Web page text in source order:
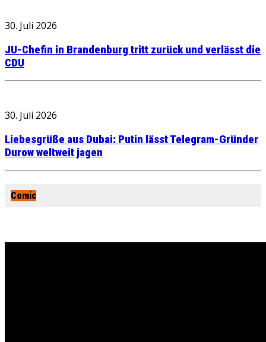
30. Juli 2026
JU-Chefin in Brandenburg tritt zurück und verlässt die
CDU
30. Juli 2026
Liebesgrüße aus Dubai: Putin lässt Telegram-Gründer
Durow weltweit jagen
Comic